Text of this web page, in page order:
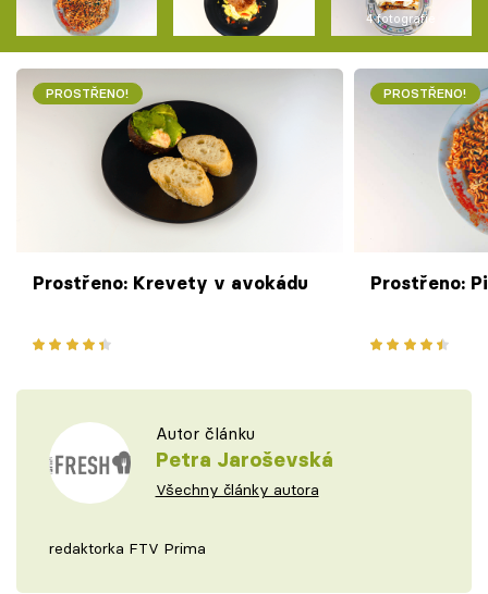
4 fotografie
PROSTŘENO!
Prostřeno: Krevety v avokádu
PROSTŘENO!
Prostřeno:
Autor článku
Petra Jaroševská
Všechny články autora
redaktorka FTV Prima